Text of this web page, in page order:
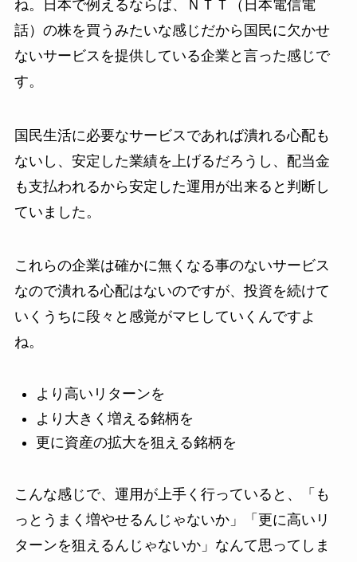
ね。日本で例えるならば、ＮＴＴ（日本電信電
話）の株を買うみたいな感じだから国民に欠かせ
ないサービスを提供している企業と言った感じで
す。
国民生活に必要なサービスであれば潰れる心配も
ないし、安定した業績を上げるだろうし、配当金
も支払われるから安定した運用が出来ると判断し
ていました。
これらの企業は確かに無くなる事のないサービス
なので潰れる心配はないのですが、投資を続けて
いくうちに段々と感覚がマヒしていくんですよ
ね。
より高いリターンを
より大きく増える銘柄を
更に資産の拡大を狙える銘柄を
こんな感じで、運用が上手く行っていると、「も
っとうまく増やせるんじゃないか」「更に高いリ
ターンを狙えるんじゃないか」なんて思ってしま